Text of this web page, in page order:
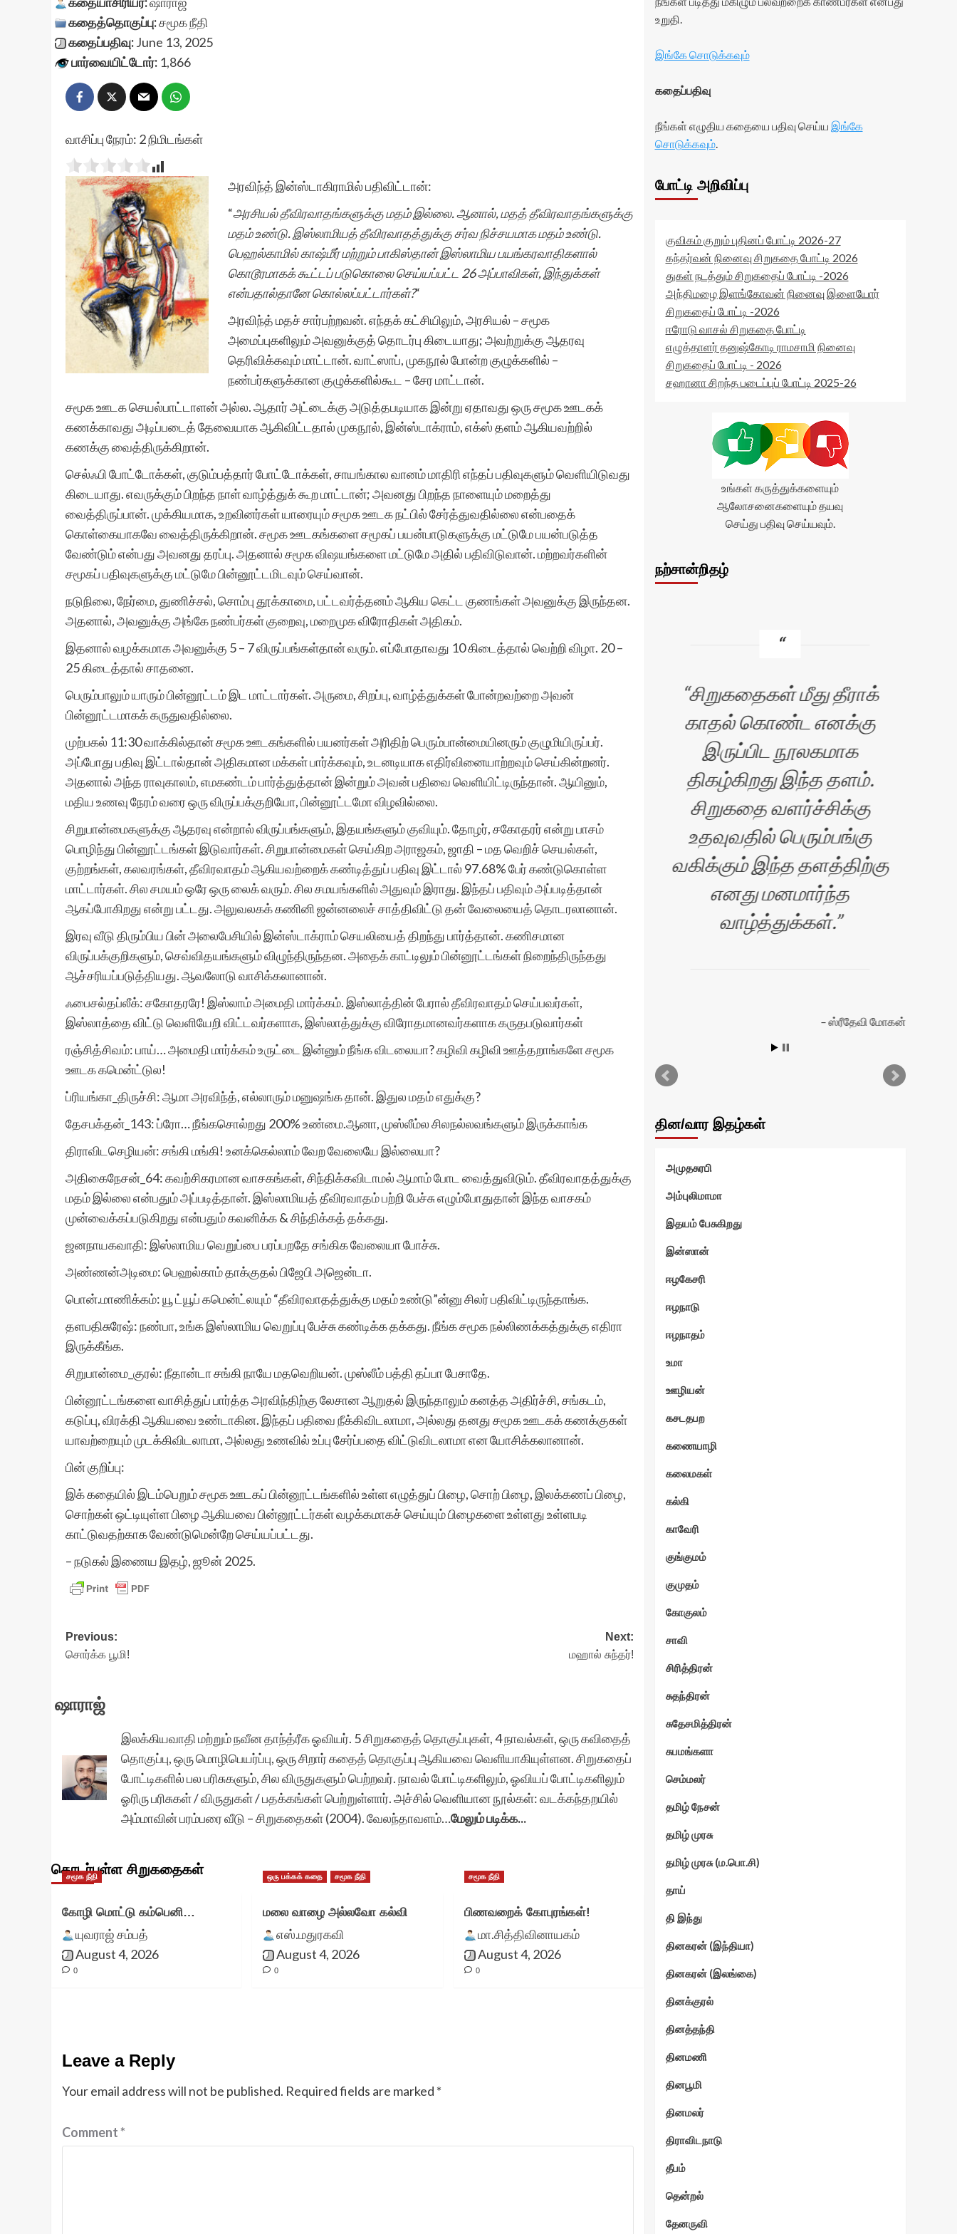
கதைத்தொகுப்பு:சமூக நீதி
கதைப்பதிவு:June 13, 2025
பார்வையிட்டோர்: 1,866
வாசிப்பு நேரம்: 2நிமிடங்கள்
அரவிந்த் இன்ஸ்டாகிராமில் பதிவிட்டான்:
“அரசியல் தீவிரவாதங்களுக்கு மதம் இல்லை. ஆனால், மதத் தீவிரவாதங்களுக்கு
மதம் உண்டு. இஸ்லாமியத் தீவிரவாதத்துக்கு சர்வ நிச்சயமாக மதம் உண்டு.
பெஹல்காமில் காஷ்மீர் மற்றும் பாகிஸ்தான் இஸ்லாமிய பயங்கரவாதிகளால்
கொடூரமாகக் கூட்டப் படுகொலை செய்யப்பட்ட 26 அப்பாவிகள், இந்துக்கள்
என்பதால்தானே கொல்லப்பட்டார்கள்?“
அரவிந்த் மதச் சார்பற்றவன். எந்தக் கட்சியிலும், அரசியல் – சமூக
அமைப்புகளிலும் அவனுக்குத் தொடர்பு கிடையாது; அவற்றுக்கு ஆதரவு
தெரிவிக்கவும் மாட்டான். வாட்ஸாப், முகநூல் போன்ற குழுக்களில் –
நண்பர்களுக்கான குழுக்களில்கூட – சேர மாட்டான்.
சமூக ஊடக செயல்பாட்டாளன் அல்ல. ஆதார் அட்டைக்கு அடுத்தபடியாக இன்று ஏதாவது ஒரு சமூக ஊடகக்
கணக்காவது அடிப்படைத் தேவையாக ஆகிவிட்டதால் முகநூல், இன்ஸ்டாக்ராம், எக்ஸ் தளம் ஆகியவற்றில்
கணக்கு வைத்திருக்கிறான்.
செல்ஃபி போட்டோக்கள், குடும்பத்தார் போட்டோக்கள், சாயங்கால வானம் மாதிரி எந்தப் பதிவுகளும் வெளியிடுவது
கிடையாது. எவருக்கும் பிறந்த நாள் வாழ்த்துக் கூற மாட்டான்; அவனது பிறந்த நாளையும் மறைத்து
வைத்திருப்பான். முக்கியமாக, உறவினர்கள் யாரையும் சமூக ஊடக நட்பில் சேர்த்துவதில்லை என்பதைக்
கொள்கையாகவே வைத்திருக்கிறான். சமூக ஊடகங்களை சமூகப் பயன்பாடுகளுக்கு மட்டுமே பயன்படுத்த
வேண்டும் என்பது அவனது தரப்பு. அதனால் சமூக விஷயங்களை மட்டுமே அதில் பதிவிடுவான். மற்றவர்களின்
சமூகப் பதிவுகளுக்கு மட்டுமே பின்னூட்டமிடவும் செய்வான்.
நடுநிலை, நேர்மை, துணிச்சல், சொம்பு தூக்காமை, பட்டவர்த்தனம் ஆகிய கெட்ட குணங்கள் அவனுக்கு இருந்தன.
அதனால், அவனுக்கு அங்கே நண்பர்கள் குறைவு, மறைமுக விரோதிகள் அதிகம்.
இதனால் வழக்கமாக அவனுக்கு 5 – 7 விருப்பங்கள்தான் வரும். எப்போதாவது 10 கிடைத்தால் வெற்றி விழா. 20 –
25 கிடைத்தால் சாதனை.
பெரும்பாலும் யாரும் பின்னூட்டம் இட மாட்டார்கள். அருமை, சிறப்பு, வாழ்த்துக்கள் போன்றவற்றை அவன்
பின்னூட்டமாகக் கருதுவதில்லை.
முற்பகல் 11:30 வாக்கில்தான் சமூக ஊடகங்களில் பயனர்கள் அரிதிற் பெரும்பான்மையினரும் குழுமியிருப்பர்.
அப்போது பதிவு இட்டால்தான் அதிகமான மக்கள் பார்க்கவும், உடனடியாக எதிர்வினையாற்றவும் செய்கின்றனர்.
அதனால் அந்த ராவுகாலம், எமகண்டம் பார்த்துத்தான் இன்றும் அவன் பதிவை வெளியிட்டிருந்தான். ஆயினும்,
மதிய உணவு நேரம் வரை ஒரு விருப்பக்குறியோ, பின்னூட்டமோ விழவில்லை.
சிறுபான்மைகளுக்கு ஆதரவு என்றால் விருப்பங்களும், இதயங்களும் குவியும். தோழர், சகோதரர் என்று பாசம்
பொழிந்து பின்னூட்டங்கள் இடுவார்கள். சிறுபான்மைகள் செய்கிற அராஜகம், ஜாதி – மத வெறிச் செயல்கள்,
குற்றங்கள், கலவரங்கள், தீவிரவாதம் ஆகியவற்றைக் கண்டித்துப் பதிவு இட்டால் 97.68% பேர் கண்டுகொள்ள
மாட்டார்கள். சில சமயம் ஒரே ஒரு லைக் வரும். சில சமயங்களில் அதுவும் இராது. இந்தப் பதிவும் அப்படித்தான்
ஆகப்போகிறது என்று பட்டது. அலுவலகக் கணினி ஜன்னலைச் சாத்திவிட்டு தன் வேலையைத் தொடரலானான்.
இரவு வீடு திரும்பிய பின் அலைபேசியில் இன்ஸ்டாக்ராம் செயலியைத் திறந்து பார்த்தான். கணிசமான
விருப்பக்குறிகளும், செவ்விதயங்களும் விழுந்திருந்தன. அதைக் காட்டிலும் பின்னூட்டங்கள் நிறைந்திருந்தது
ஆச்சரியப்படுத்தியது. ஆவலோடு வாசிக்கலானான்.
ஃபைசல்தப்லீக்: சகோதரரே! இஸ்லாம் அமைதி மார்க்கம். இஸ்லாத்தின் பேரால் தீவிரவாதம் செய்பவர்கள்,
இஸ்லாத்தை விட்டு வெளியேறி விட்டவர்களாக, இஸ்லாத்துக்கு விரோதமானவர்களாக கருதபடுவார்கள்
ரஞ்சித்சிவம்: பாய்… அமைதி மார்க்கம் உருட்டை இன்னும் நீங்க விடலையா? கழிவி கழிவி ஊத்தறாங்களே சமூக
ஊடக கமென்ட்டுல!
ப்ரியங்கா_திருச்சி: ஆமா அரவிந்த், எல்லாரும் மனுஷங்க தான். இதுல மதம் எதுக்கு?
தேசபக்தன்_143: ப்ரோ… நீங்கசொல்றது 200% உண்மை.ஆனா, முஸ்லீம்ல சிலநல்லவங்களும் இருக்காங்க
திராவிடசெழியன்: சங்கி மங்கி! உனக்கெல்லாம் வேற வேலையே இல்லையா?
அதிகைநேசன்_64: கவற்சிகரமான வாசகங்கள், சிந்திக்கவிடாமல் ஆமாம் போட வைத்துவிடும். தீவிரவாதத்துக்கு
மதம் இல்லை என்பதும் அப்படித்தான். இஸ்லாமியத் தீவிரவாதம் பற்றி பேச்சு எழும்போதுதான் இந்த வாசகம்
முன்வைக்கப்படுகிறது என்பதும் கவனிக்க & சிந்திக்கத் தக்கது.
ஜனநாயகவாதி: இஸ்லாமிய வெறுப்பை பரப்பறதே சங்கிக வேலையா போச்சு.
அண்ணன்அடிமை: பெஹல்காம் தாக்குதல் பிஜேபி அஜென்டா.
பொன்.மாணிக்கம்: யூ ட்யூப் கமென்ட்லயும் “தீவிரவாதத்துக்கு மதம் உண்டு”ன்னு சிலர் பதிவிட்டிருந்தாங்க.
தளபதிசுரேஷ்: நண்பா, உங்க இஸ்லாமிய வெறுப்பு பேச்சு கண்டிக்க தக்கது. நீங்க சமூக நல்லிணக்கத்துக்கு எதிரா
இருக்கீங்க.
சிறுபான்மை_குரல்: நீதான்டா சங்கி நாயே மதவெறியன். முஸ்லீம் பத்தி தப்பா பேசாதே.
பின்னூட்டங்களை வாசித்துப் பார்த்த அரவிந்திற்கு லேசான ஆறுதல் இருந்தாலும் கனத்த அதிர்ச்சி, சங்கடம்,
கடுப்பு, விரக்தி ஆகியவை உண்டாகின. இந்தப் பதிவை நீக்கிவிடலாமா, அல்லது தனது சமூக ஊடகக் கணக்குகள்
யாவற்றையும் முடக்கிவிடலாமா, அல்லது உணவில் உப்பு சேர்ப்பதை விட்டுவிடலாமா என யோசிக்கலானான்.
பின் குறிப்பு:
இக் கதையில் இடம்பெறும் சமூக ஊடகப் பின்னூட்டங்களில் உள்ள எழுத்துப் பிழை, சொற் பிழை, இலக்கணப் பிழை,
சொற்கள் ஒட்டியுள்ள பிழை ஆகியவை பின்னூட்டர்கள் வழக்கமாகச் செய்யும் பிழைகளை உள்ளது உள்ளபடி
காட்டுவதற்காக வேண்டுமென்றே செய்யப்பட்டது.
– நடுகல் இணைய இதழ், ஜூன் 2025.
Post
navigation
Previous:
சொர்க்க பூமி!
Next:
மஹால் சுந்தர்!
ஷாராஜ்
இலக்கியவாதி மற்றும் நவீன தாந்த்ரீக ஓவியர். 5 சிறுகதைத் தொகுப்புகள், 4 நாவல்கள், ஒரு கவிதைத்
தொகுப்பு, ஒரு மொழிபெயர்ப்பு, ஒரு சிறார் கதைத் தொகுப்பு ஆகியவை வெளியாகியுள்ளன. சிறுகதைப்
போட்டிகளில் பல பரிசுகளும், சில விருதுகளும் பெற்றவர். நாவல் போட்டிகளிலும், ஓவியப் போட்டிகளிலும்
ஓரிரு பரிசுகள் / விருதுகள் / பதக்கங்கள் பெற்றுள்ளார். அச்சில் வெளியான நூல்கள்: வடக்கந்தறயில்
அம்மாவின் பரம்பரை வீடு – சிறுகதைகள் (2004). வேலந்தாவளம்…மேலும் படிக்க...
தொடர்புள்ள சிறுகதைகள்
சமூக நீதி
கோழி மொட்டு கம்பெனி…
யுவராஜ் சம்பத்
August 4, 2026
0
ஒரு பக்கக் கதை சமூக நீதி
மலை வாழை அல்லவோ கல்வி
எஸ்.மதுரகவி
August 4, 2026
0
சமூக நீதி
பிணவறைக் கோபுரங்கள்!
மா.சித்திவினாயகம்
August 4, 2026
0
Leave a Reply
Your email address will not be published. Required fields are marked *
Comment*
உறுதி.
இங்கே சொடுக்கவும்
கதைப்பதிவு
நீங்கள் எழுதிய கதையை பதிவு செய்ய இங்கே
சொடுக்கவும்.
போட்டி அறிவிப்பு
குவிகம் குறும் புதினப் போட்டி 2026-27
கந்தர்வன் நினைவு சிறுகதை போட்டி 2026
துகள் நடத்தும் சிறுகதைப் போட்டி -2026
அந்திமழை இளங்கோவன் நினைவு இளையோர்
சிறுகதைப் போட்டி -2026
ஈரோடு வாசல் சிறுகதை போட்டி
எழுத்தாளர் தனுஷ்கோடி ராமசாமி நினைவு
சிறுகதைப் போட்டி - 2026
சஹானா சிறந்த படைப்புப் போட்டி 2025-26
உங்கள் கருத்துக்களையும்
ஆலோசனைகளையும் தயவு
செய்து பதிவு செய்யவும்.
நற்சான்றிதழ்
சுயமாக ஏற்படும்
மனிதர்களுக்கு வாழ்க்கை
அனுபவங்கள் மூலம் நிறைய
எண்ணங்களையும், மனதில்
பதியும் அளவுக்கு சில
நினைவுகளையும்
உண்டாக்குகிறது.
இவைகளை எழுத்து
வடிவில் கொண்டு வர என்
ஆசைப்படுவார்கள்.ஆனால்
தனியே நாட்குறிப்பு போல்
எழுதுவதை விட சில
கற்பனைகள் சேர்ந்த கதை
வடிவில் எழுத விழையும்
எனைப் போன்றவர்களுக்கு
ஆதரவு அளித்து ஒரு
இணையதள மேடை
அதற்கு துணை இருப்போர்
அத்துணை பேருக்கும் என்
அவர்கள் இப்பணியில்
மேலும் பல உயர்வுகளையும்,
வெற்றிகளையும் அடைய
வேண்டுகிறேன். எனது
வாழ்த்துகள்.
சிறுகதைகள் மீது தீராக்
காதல் கொண்ட எனக்கு
இருப்பிட நூலகமாக
திகழ்கிறது இந்த தளம்.
சிறுகதை வளர்ச்சிக்கு
உதவுவதில் பெரும்பங்கு
வகிக்கும் இந்த தளத்திற்கு
எனது மனமார்ந்த
வாழ்த்துக்கள்.
ஸ்ரீதேவி மோகன்
தின/வார இதழ்கள்
அமுதசுரபி
அம்புலிமாமா
இதயம் பேசுகிறது
இன்ஸான்
ஈழகேசரி
ஈழநாடு
ஈழநாதம்
உமா
ஊழியன்
கசடதபற
கணையாழி
கலைமகள்
கல்கி
காவேரி
குங்குமம்
குமுதம்
கோகுலம்
சாவி
சிரித்திரன்
சுதந்திரன்
சுதேசமித்திரன்
சுபமங்களா
செம்மலர்
தமிழ் நேசன்
தமிழ் முரசு
தமிழ் முரசு (ம.பொ.சி)
தாய்
தி இந்து
தினகரன் (இந்தியா)
தினகரன் (இலங்கை)
தினக்குரல்
தினத்தந்தி
தினமணி
தினபூமி
தினமலர்
திராவிடநாடு
தீபம்
தென்றல்
தேனருவி